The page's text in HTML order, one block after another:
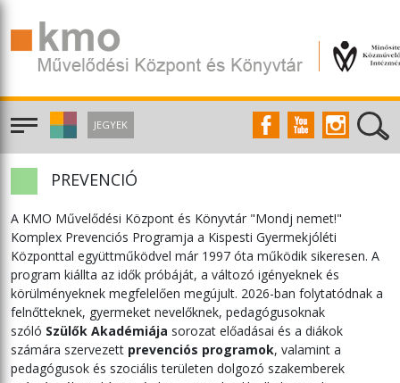
JEGYEK
PREVENCIÓ
A KMO Művelődési Központ és Könyvtár "Mondj nemet!"
Komplex Prevenciós Programja a Kispesti Gyermekjóléti
Központtal együttműködvel már 1997 óta működik sikeresen. A
program kiállta az idők próbáját, a változó igényeknek és
körülményeknek megfelelően megújult. 2026-ban folytatódnak a
felnőtteknek, gyermeket nevelőknek, pedagógusoknak
szóló Szülők Akadémiája sorozat előadásai és a diákok
számára szervezett prevenciós programok, valamint a
pedagógusok és szociális területen dolgozó szakemberek